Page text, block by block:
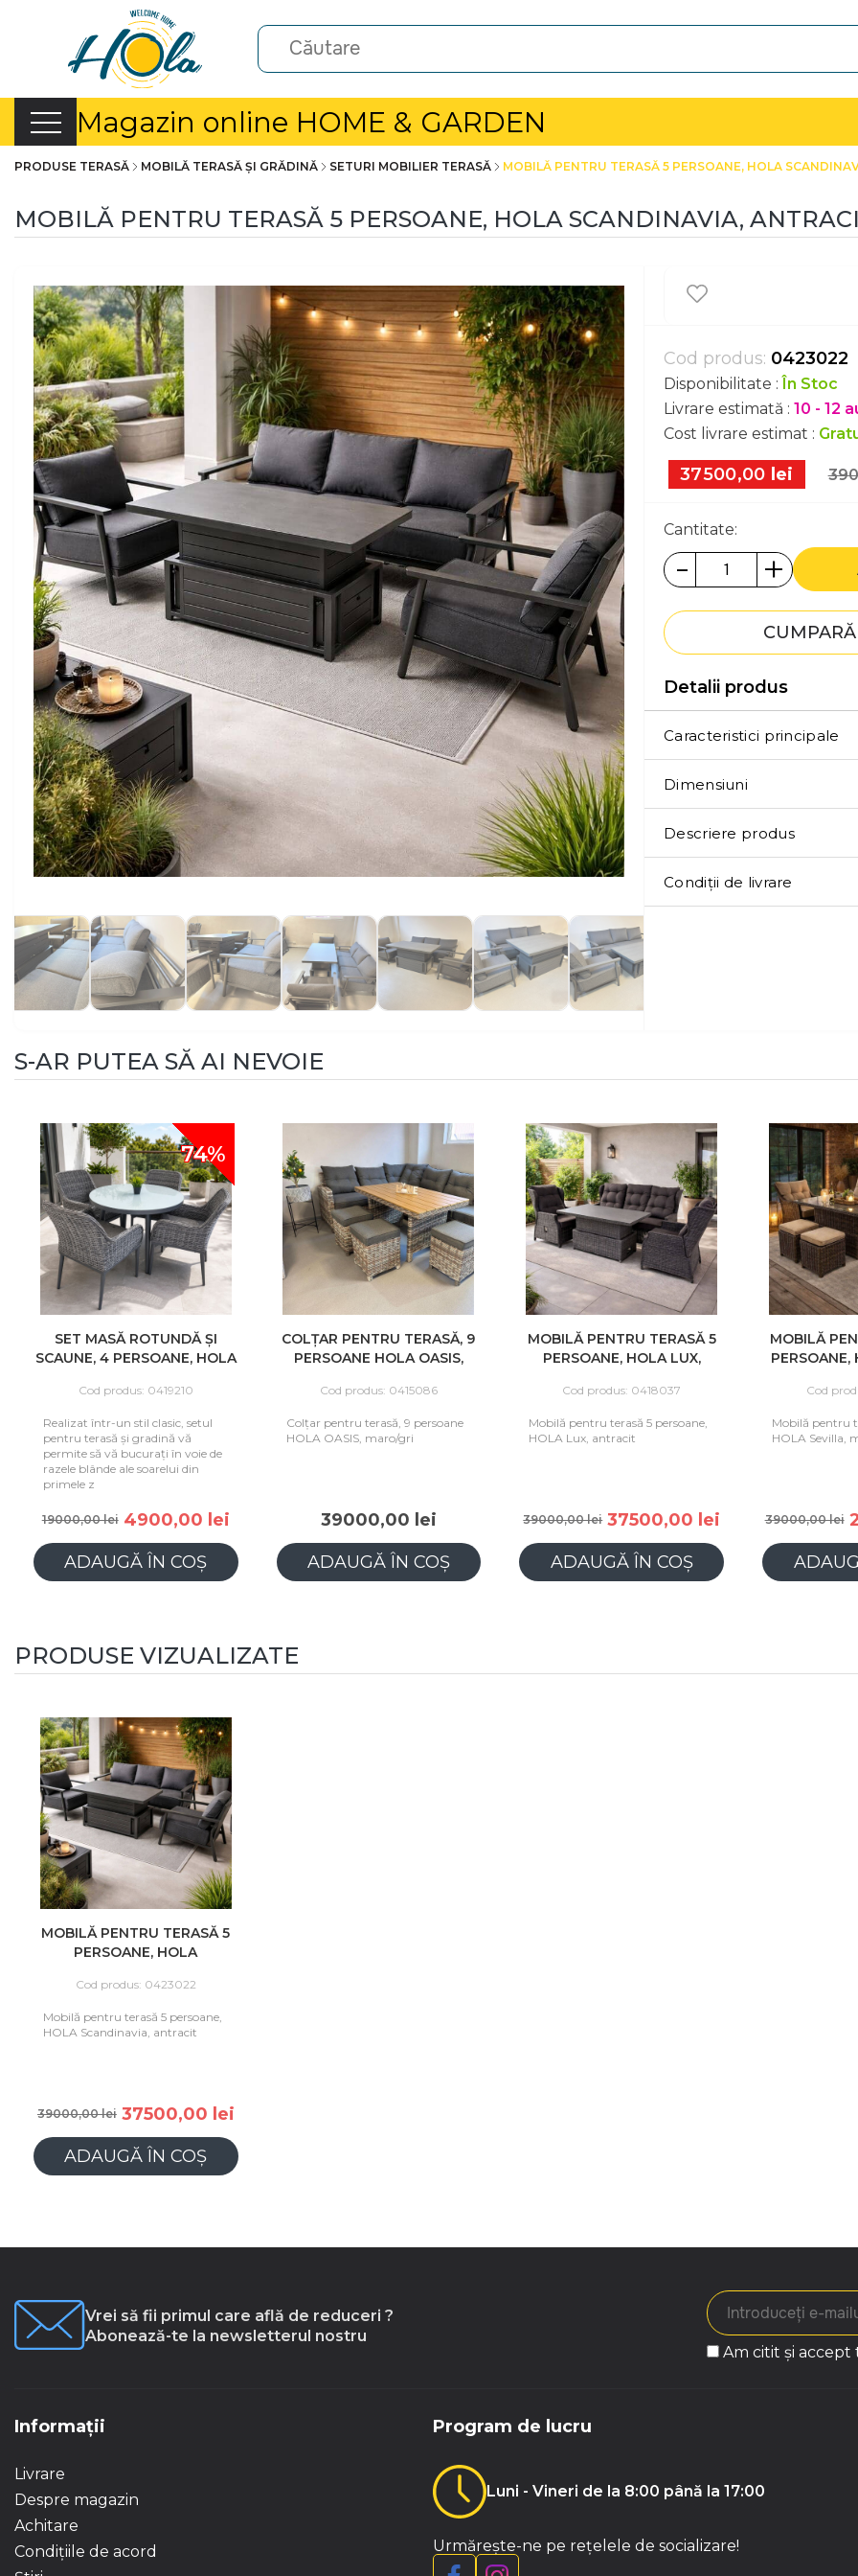
Magazin online HOME & GARDEN
PRODUSE TERASĂ MOBILĂ TERASĂ ȘI GRĂDINĂ SETURI MOBILIER TERASĂ MOBILĂ PENTRU TERASĂ 5 PERSOANE, HOLA
MOBILĂ PENTRU TERASĂ 5 PERSOANE, HOLA SCANDINAVIA,
Cod produs: 0423022
Disponibilitate :În Stoc
Livrare estimată : 10 - 12
Cost livrare estimat :
37500,00 lei
Cantitate:
- +
Detalii produs
Caracteristici principale
Dimensiuni
Descriere produs
Condiții de livrare
S-AR PUTEA SĂ AI NEVOIE
74%
SET MASĂ ROTUNDĂ ȘI
SCAUNE, 4 PERSOANE, HOLA
Cod produs: 0419210
Realizat într-un stil clasic, setul
pentru terasă și gradină vă
permite să vă bucurați în voie de
razele blânde ale soarelui din
primele z
19000,00 lei 4900,00 lei
ADAUGĂ ÎN COȘ
COLȚAR PENTRU TERASĂ, 9
PERSOANE HOLA OASIS,
Cod produs: 0415086
Colțar pentru terasă, 9 persoane
HOLA OASIS, maro/gri
39000,00 lei
ADAUGĂ ÎN COȘ
MOBILĂ PENTRU TERASĂ 5
PERSOANE, HOLA LUX,
Cod produs: 0418037
Mobilă pentru terasă 5 persoane,
HOLA Lux, antracit
39000,00 lei 37500,00 lei
ADAUGĂ ÎN COȘ
MOBILĂ
PERSOANE,
Cod
Mobilă pentru
HOLA Sevilla,
39000,00 lei
PRODUSE VIZUALIZATE
MOBILĂ PENTRU TERASĂ 5
PERSOANE, HOLA
Cod produs: 0423022
Mobilă pentru terasă 5 persoane,
HOLA Scandinavia, antracit
39000,00 lei 37500,00 lei
ADAUGĂ ÎN COȘ
Vrei să fii primul care află de reduceri ?
Abonează-te la newsletterul nostru
Am citit și accept
Informații
Livrare
Despre magazin
Achitare
Condițiile de acord
Program de lucru
Luni - Vineri de la 8:00 până la 17:00
Urmărește-ne pe rețelele de socializare!